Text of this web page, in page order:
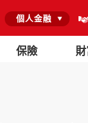
保險
個人金融